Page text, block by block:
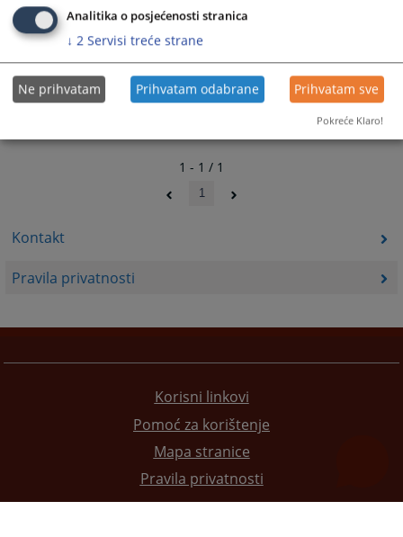
Kontakt
Pravila privatnosti
1 - 1 / 1
1
Korisni linkovi
Pomoć za korištenje
Mapa stranice
Pravila privatnosti
Analitika o posjećenosti stranica
↓ 2 Servisi treće strane
Ne prihvatam Prihvatam odabrane Prihvatam sve
Pokreće Klaro!